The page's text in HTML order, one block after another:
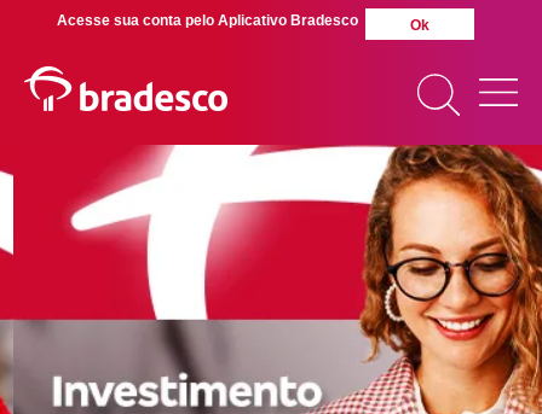
MAIS BUSCADOS
Acesse sua conta pelo Aplicativo Bradesco Ok